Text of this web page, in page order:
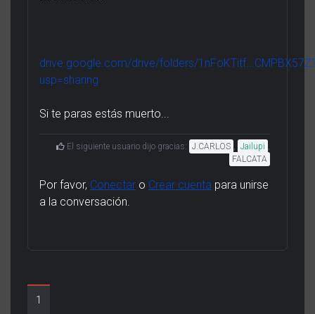
drive.google.com/drive/folders/
usp=sharing
Si te paras estás muerto...
El siguiente usuario dijo gracias: J.CARLOS , Jailupi ,
FALCATA
Por favor, Conectar o Crear cuenta para unirse
a la conversación.
1